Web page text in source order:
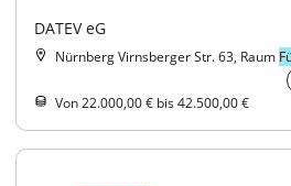
DATEV eG
Nürnberg Virnsberger Str. 63, Raum
Von 22.000,00 € bis 42.500,00 €